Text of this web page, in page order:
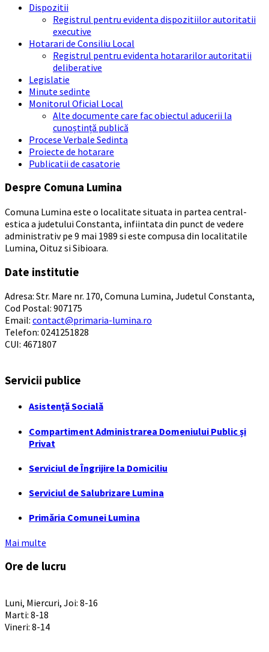
Dispozitii
Registrul pentru evidenta dispozitiilor autoritatii
executive
Hotarari de Consiliu Local
Registrul pentru evidenta hotararilor autoritatii
deliberative
Legislatie
Minute sedinte
Monitorul Oficial Local
Alte documente care fac obiectul aducerii la
cunoștință publică
Procese Verbale Sedinta
Proiecte de hotarare
Publicatii de casatorie
Despre Comuna Lumina
Comuna Lumina este o localitate situata in partea central-
estica a judetului Constanta, infiintata din punct de vedere
administrativ pe 9 mai 1989 si este compusa din localitatile
Lumina, Oituz si Sibioara.
Date institutie
Adresa: Str. Mare nr. 170, Comuna Lumina, Judetul Constanta,
Cod Postal: 907175
Email: contact@primaria-lumina.ro
Telefon: 0241251828
CUI: 4671807
Servicii publice
Asistență Socială
Compartiment Administrarea Domeniului Public și
Privat
Serviciul de Îngrijire la Domiciliu
Serviciul de Salubrizare Lumina
Primăria Comunei Lumina
Mai multe
Ore de lucru
Luni, Miercuri, Joi: 8-16
Marti: 8-18
Vineri: 8-14